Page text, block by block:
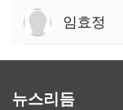
임효정
뉴스리듬